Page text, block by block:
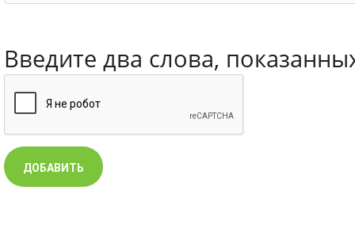
Введите два слова,